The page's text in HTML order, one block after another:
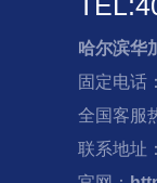
哈尔滨华
固定电话
全国客服
联系地址